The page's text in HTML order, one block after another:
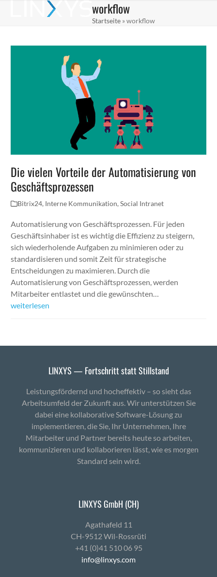
workflow
Startseite »workflow
Die vielen Vorteile der Automatisierung von
Geschäftsprozessen
Bitrix24, Interne Kommunikation,Social Intranet
Automatisierung von Geschäftsprozessen. Für jeden
Geschäftsinhaber ist es wichtig die Effizienz zu steigern,
sich wiederholende Aufgaben zu minimieren oder zu
standardisieren und somit Zeit für strategische
Entscheidungen zu maximieren. Durch die
Automatisierung von Geschäftsprozessen, werden
Mitarbeiter entlastet und die gewünschten…
weiterlesen
LINXYS — Fortschritt statt Stillstand
Leistungsfördernd und hocheffektiv – so sieht das
Arbeitsumfeld der Zukunft aus. Wir unterstützen Sie
dabei eine kollaborative Software-Lösung zu
implementieren, die Sie, Ihr Unternehmen, Ihre
Mitarbeiter und Partner bereits heute so arbeiten,
kommunizieren und kollaborieren lässt, wie es morgen
Standard sein wird.
LINXYS GmbH (CH)
Agath­afeld 11
CH-9512 Wil-Ross­rüti
+41 (0)41 510 06 95
info@linxys.com